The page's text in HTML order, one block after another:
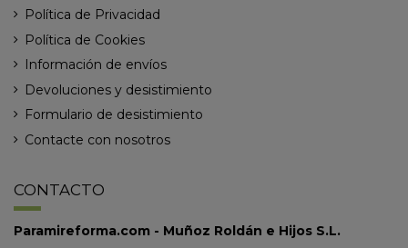
Política de Privacidad
Política de Cookies
Información de envíos
Devoluciones y desistimiento
Formulario de desistimiento
Contacte con nosotros
CONTACTO
Paramireforma.com - Muñoz Roldán e Hijos S.L.